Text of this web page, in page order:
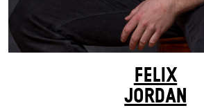
FELIX
JORDAN